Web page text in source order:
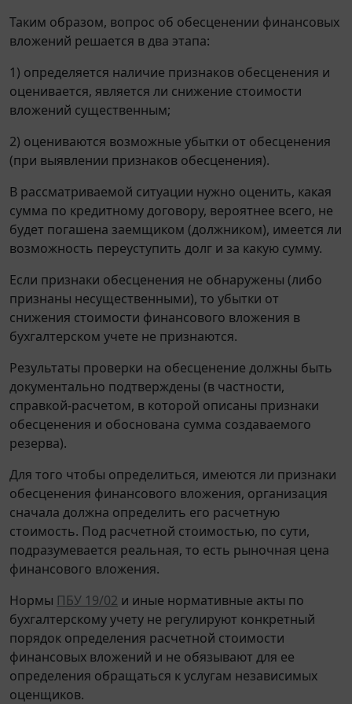
Таким образом, вопрос об обесценении финансовых
вложений решается в два этапа:
1) определяется наличие признаков обесценения и
оценивается, является ли снижение стоимости
вложений существенным;
2) оцениваются возможные убытки от обесценения
(при выявлении признаков обесценения).
В рассматриваемой ситуации нужно оценить, какая
сумма по кредитному договору, вероятнее всего, не
будет погашена заемщиком (должником), имеется ли
возможность переуступить долг и за какую сумму.
Если признаки обесценения не обнаружены (либо
признаны несущественными), то убытки от
снижения стоимости финансового вложения в
бухгалтерском учете не признаются.
Результаты проверки на обесценение должны быть
документально подтверждены (в частности,
справкой-расчетом, в которой описаны признаки
обесценения и обоснована сумма создаваемого
резерва).
Для того чтобы определиться, имеются ли признаки
обесценения финансового вложения, организация
сначала должна определить его расчетную
стоимость. Под расчетной стоимостью, по сути,
подразумевается реальная, то есть рыночная цена
финансового вложения.
Нормы ПБУ 19/02 и иные нормативные акты по
бухгалтерскому учету не регулируют конкретный
порядок определения расчетной стоимости
финансовых вложений и не обязывают для ее
определения обращаться к услугам независимых
оценщиков.